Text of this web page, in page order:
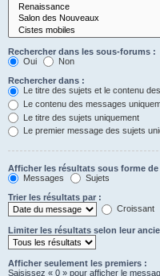
Rechercher dans les sous-forums :
Oui
Non
Rechercher dans :
Le titre des sujets et le contenu
Le contenu des messages
Le titre des sujets uniquement
Le premier message des sujets
Afficher les résultats sous forme de
Messages
Sujets
Trier les résultats par :
Croissant
Limiter les résultats selon leur
Afficher seulement les premiers :
Saisissez « 0 » pour afficher le